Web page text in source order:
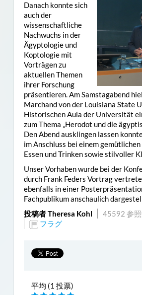
Danach konnte sich
auch der
wissenschaftliche
Nachwuchs in der
Ägyptologie und
Koptologie mit
Vorträgen zu
aktuellen Themen
ihrer Forschung
präsentieren. Am Samstagabend
Marchand von der Louisiana State
Historischen Aula der Universität
zum Thema „Herodot und die
Den Abend ausklingen lassen
im Anschluss bei einem
Essen und Trinken sowie stilvoller
Unser Vorhaben wurde bei der
durch Frank Feders Vortrag
ebenfalls in einer
Fachpublikum anschaulich
投稿者 Theresa Kohl
45592 参
フラグ
平均 (1 投票)